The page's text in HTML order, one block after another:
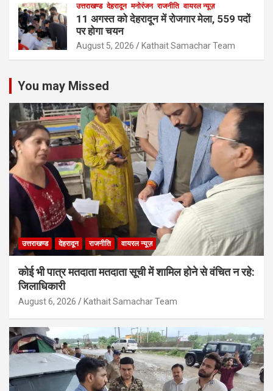
उत्तराखण्ड देहरादून मनोरंजन राजनीति वायरल न्यूज़
11 अगस्त को देहरादून में रोजगार मेला, 559 पदों
पर होगा चयन
August 5, 2026 Kathait Samachar Team
You may Missed
उत्तराखण्ड देहरादून राजनीति वायरल न्यूज़
कोई भी पात्र मतदाता मतदाता सूची में शामिल होने से वंचित न रहे:
जिलाधिकारी
August 6, 2026 Kathait Samachar Team